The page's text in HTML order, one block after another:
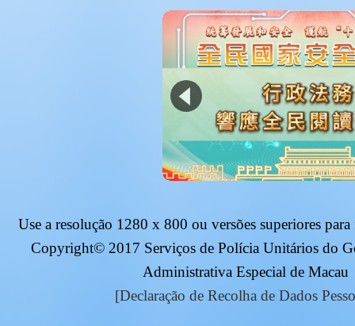
Use a resolução 1280 x 800 ou versões superiores
Copyright© 2017 Serviços de Polícia Unitários do
Administrativa Especial de Macau
[Declaração de Recolha de Dados